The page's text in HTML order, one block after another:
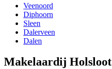
Veenoord
Diphoorn
Sleen
Dalerveen
Dalen
Makelaardij Holsloot